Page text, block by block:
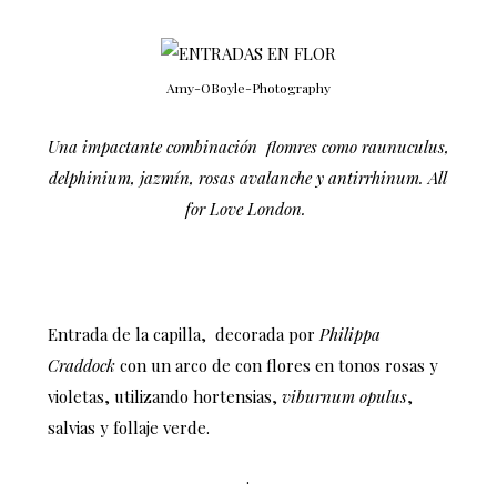
Amy-OBoyle-Photography
Una impactante combinación flomres como raunuculus,
delphinium, jazmín, rosas avalanche y antirrhinum. All
for Love London.
Entrada de la capilla, decorada por Philippa
Craddockcon un arco de con flores en tonos rosas y
violetas, utilizando hortensias, viburnum opulus,
salvias y follaje verde.
.